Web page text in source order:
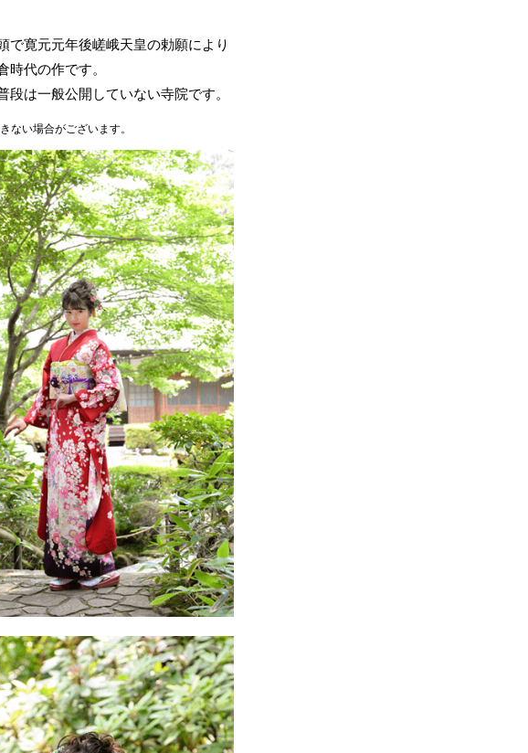
で寛元元年後嵯峨天皇の勅願により
代の作です。
は一般公開していない寺院です。
ない場合がございます。